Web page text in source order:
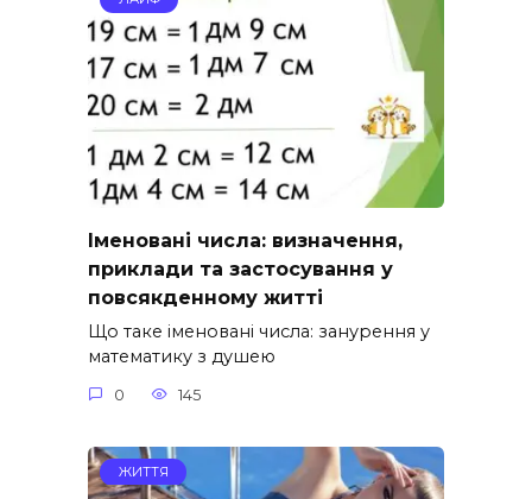
Іменовані числа: визначення,
приклади та застосування у
повсякденному житті
Що таке іменовані числа: занурення у
математику з душею
0 145
ЖИТТЯ